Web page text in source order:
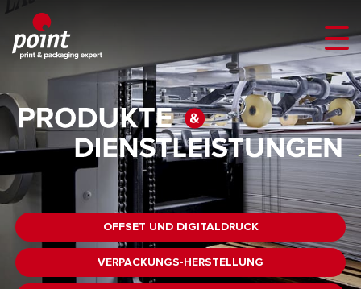
OFFSET UND DIGITALDRUCK
VERPACKUNGS- HERSTELLUNG